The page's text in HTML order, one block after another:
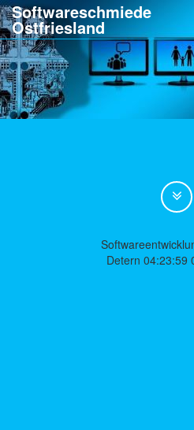
Softwareschmiede
Ostfriesland
Detern 04:23:59